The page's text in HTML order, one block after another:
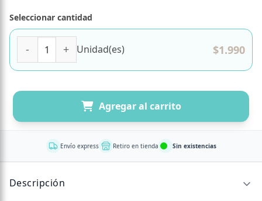
Seleccionar cantidad
Unidad(es) $1.990
Agregar al carrito
Envío express Retiro en tienda Sin existencias
Descripción